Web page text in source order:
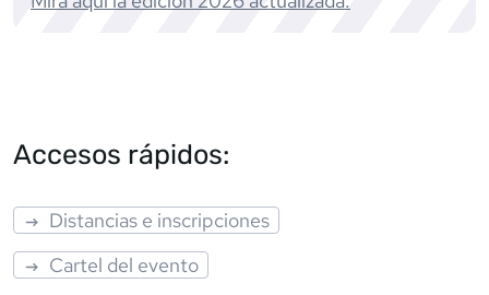
Accesos rápidos:
Distancias e inscripciones
Cartel del evento